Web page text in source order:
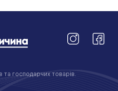
та господарчих товарів.